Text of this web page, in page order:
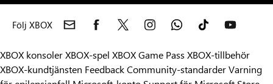
Följ XBOX
XBOX konsolerXBOX-spel XBOX Game Pass XBOX-tillbehör
XBOX-kundtjänsten FeedbackCommunity-standarderVarning